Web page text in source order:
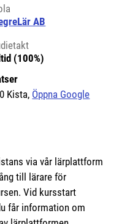
AB
(100%)
Kista, Öppna Google
via vår lärplattform
till lärare för
Vid kursstart
får information om